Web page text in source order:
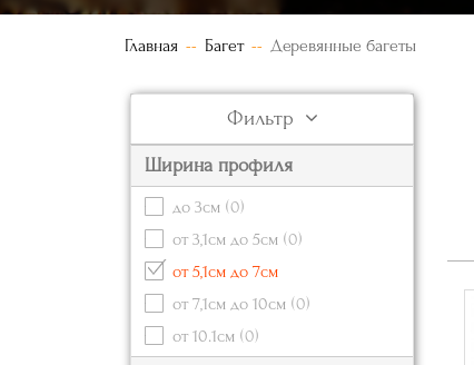
Главная Багет Деревянные багеты
Фильтр
Ширина профиля
до 3см (0)
от 3,1см до 5см (0)
от 5,1см до 7см
от 7,1см до 10см (0)
от 10.1см (0)